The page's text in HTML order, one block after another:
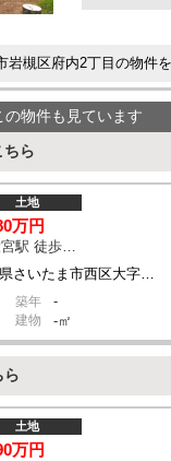
岩槻区府内2丁目の物件
の物件も見ています
ちら
土地
万円
築年 -
建物 -㎡
ら
土地
万円